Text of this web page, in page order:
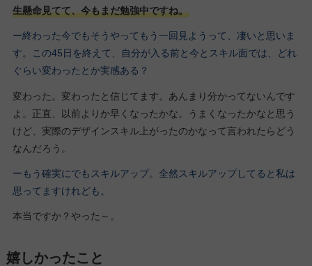
生懸命見てて、今もまだ勉強中ですね。
ー終わった今でもそうやってもう一回見ようって、凄いと思いま
す。この45日を終えて、自分が入る前と今とスキル面では、どれ
ぐらい変わったとか実感ある？
変わった。変わったと信じてます。あんまり分かってないんです
よ。正直、以前よりか早くなったかな。うまくなったかなと思う
けど、実際のデザインスキル上がったのかなって言われたらどう
なんだろう。
ーもう確実にでもスキルアップ。全然スキルアップしてると私は
思ってますけれども。
本当ですか？やった～。
嬉しかったこと